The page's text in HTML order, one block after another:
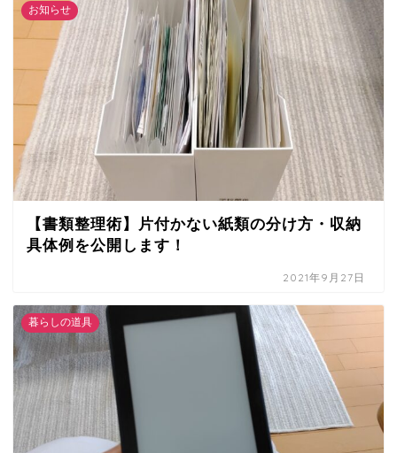
お知らせ
【書類整理術】片付かない紙類の分け方・収納
具体例を公開します！
2021年9月27日
暮らしの道具